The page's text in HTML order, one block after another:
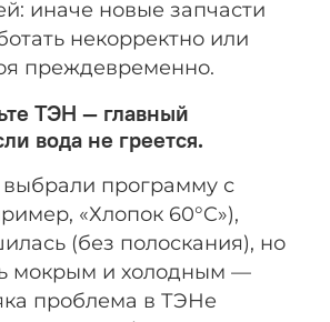
иначе новые запчасти
некорректно или
преждевременно.
ТЭН — главный
вода не греется.
выбрали программу с
«Хлопок 60°C»),
(без полоскания), но
мокрым и холодным —
проблема в ТЭНе